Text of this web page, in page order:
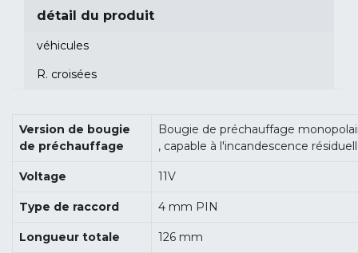
détail du produit
véhicules
R. croisées
Version de bougie
de préchauffage
Bougie de préchauffage
, capable à l'incandescence
Voltage 11V
Type de raccord 4 mm PIN
Longueur totale 126 mm